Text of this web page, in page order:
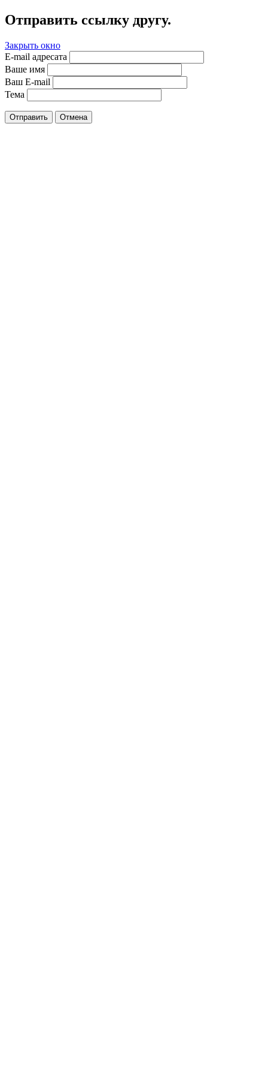
Отправить ссылку другу.
Закрыть окно
E-mail адресата
Ваше имя
Ваш E-mail
Тема
Отправить Отмена